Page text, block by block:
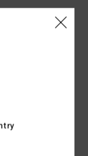
Saum und